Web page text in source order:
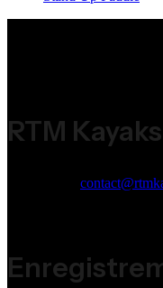
RTM Kayaks